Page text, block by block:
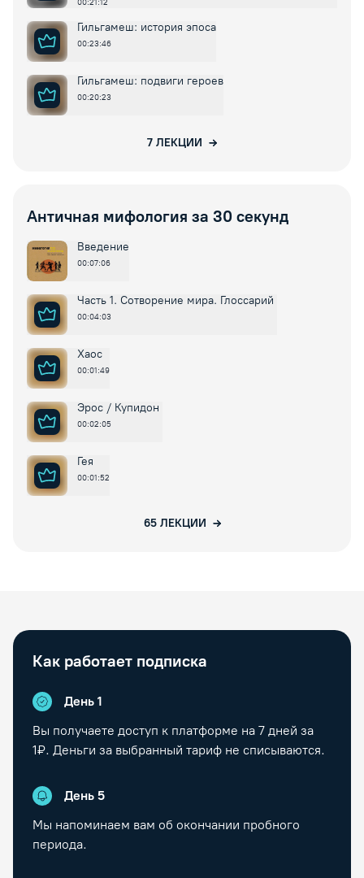
Гильгамеш: история эпоса
00:23:46
Гильгамеш: подвиги героев
00:20:23
7 ЛЕКЦИИ
Античная мифология за 30 секунд
Введение
00:07:06
Часть 1. Сотворение мира. Глоссарий
00:04:03
Хаос
00:01:49
Эрос / Купидон
00:02:05
Гея
00:01:52
65ЛЕКЦИИ
Как работает подписка
День 1
Вы получаете доступ к платформе на 7 дней за
1₽. Деньги за выбранный тариф не списываются.
День 5
Мы напоминаем вам об окончании пробного
периода.